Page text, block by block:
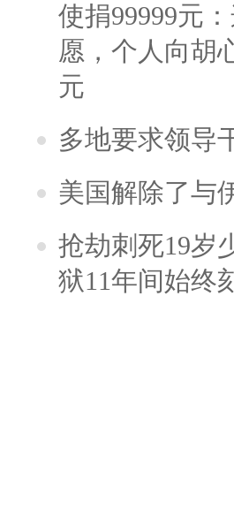
使捐99999元
愿，个人向胡
元
多地要求领导
美国解除了与
抢劫刺死19岁
狱11年间始终